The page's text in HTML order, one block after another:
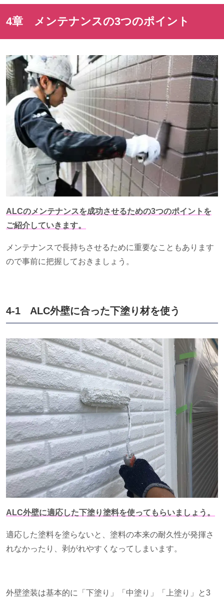
4章 メンテナンスの3つのポイント
ALCのメンテナンスを成功させるための3つのポイントを
ご紹介していきます。
メンテナンスで長持ちさせるために重要なこともあります
ので事前に把握しておきましょう。
4-1 ALC外壁に合った下塗り材を使う
ALC外壁に適応した下塗り塗料を使ってもらいましょう。
適応した塗料を塗らないと、塗料の本来の耐久性が発揮さ
れなかったり、剥がれやすくなってしまいます。
外壁塗装は基本的に「下塗り」「中塗り」「上塗り」と3